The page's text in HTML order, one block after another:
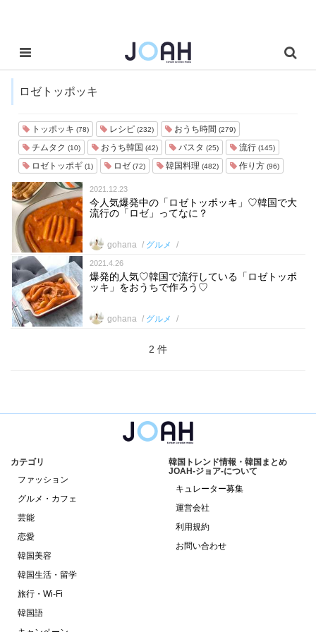
ロゼトッポッキ
トッポッキ (78) レシピ (232) おうち時間 (279)
チムタク (10) おうち韓国 (42) パスタ (25) 流行 (145)
ロゼトッポギ (1) ロゼ (72) 韓国料理 (482) 作り方 (96)
2021.12.23
今人気爆発中の「ロゼトッポッキ」♡韓国で大
流行の「ロゼ」ってなに？
gohana グルメ
2021.4.26
爆発的人気♡韓国で流行している「ロゼトッポ
ッキ」をおうちで作ろう♡
gohana グルメ
2 件
カテゴリ
ファッション
グルメ・カフェ
芸能
恋愛
韓国美容
韓国生活・留学
旅行・Wi-Fi
韓国語
韓国トレンド情報・韓国まとめ
JOAH-ジョア-について
キュレーター募集
運営会社
利用規約
お問い合わせ